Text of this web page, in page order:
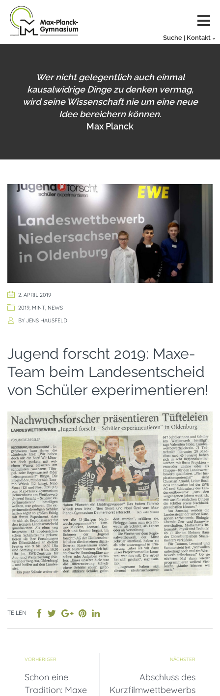
Suche | Kontakt
Wer nicht gelegentlich auch einmal
kausalwidrige Dinge zu denken vermag,
wird seine Wissenschaft nie um eine neue
Idee bereichern können.
Max Planck
2. APRIL 2019
2019, MINT, NEWS
BY JENS HAUSFELD
Jugend forscht 2019: Maxe-
Team beim Landesentscheid
von Schüler experimentieren!
TEILEN
VORHERIGER
Schon eine
Tradition: Maxe
NÄCHSTER
Abschluss des
Kurzfilmwettbewerbs